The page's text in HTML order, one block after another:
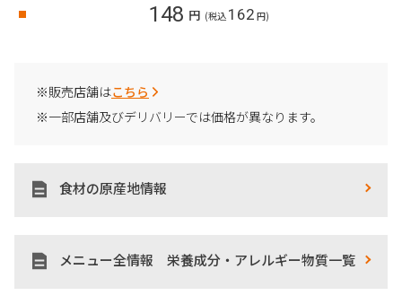
148 円 (税込 162 円)
※販売店舗はこちら
※一部店舗及びデリバリーでは価格が異なります。
食材の原産地情報
メニュー全情報 栄養成分・アレルギー物質一覧